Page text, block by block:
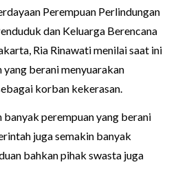
Perempuan Perlindungan
dan Keluarga Berencana
Ria Rinawati menilai saat ini
berani menyuarakan
korban kekerasan.
banyak perempuan yang berani
juga semakin banyak
bahkan pihak swasta juga